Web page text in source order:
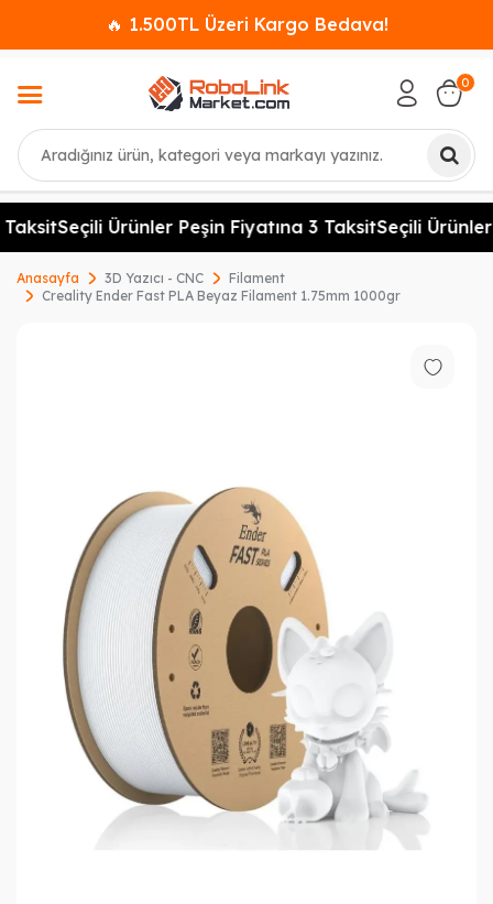
🔥 1.500TL Üzeri Kargo Bedava!
Ara
0
Seçili Ürünler Peşin Fiyatına 3 TaksitSeçili Ürünler
Anasayfa 3D Yazıcı - CNC
Filament
Creality Ender Fast PLA Beyaz Filament 1.75mm 1000gr